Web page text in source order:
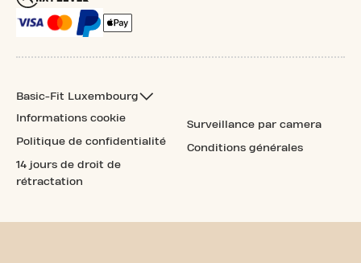
Basic-Fit Luxembourg
Informations cookie
Politique de confidentialité
14 jours de droit de
rétractation
Surveillance par camera
Conditions générales